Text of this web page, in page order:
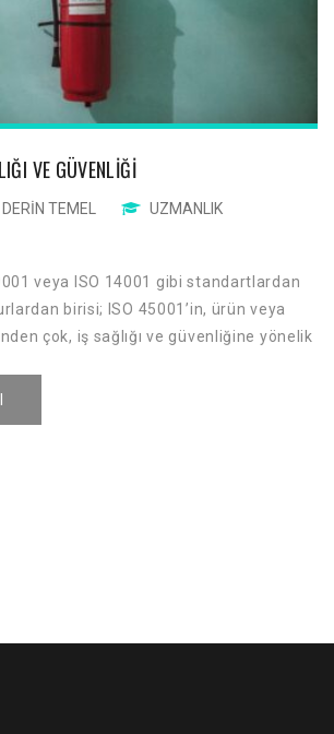
VE GÜVENLIĞI
DERIN TEMEL UZMANLIK
veya ISO 14001 gibi standartlardan
birisi; ISO 45001’in, ürün veya
çok, iş sağlığı ve güvenliğine yönelik
standart olsa da; ISO 9001 ve ISO